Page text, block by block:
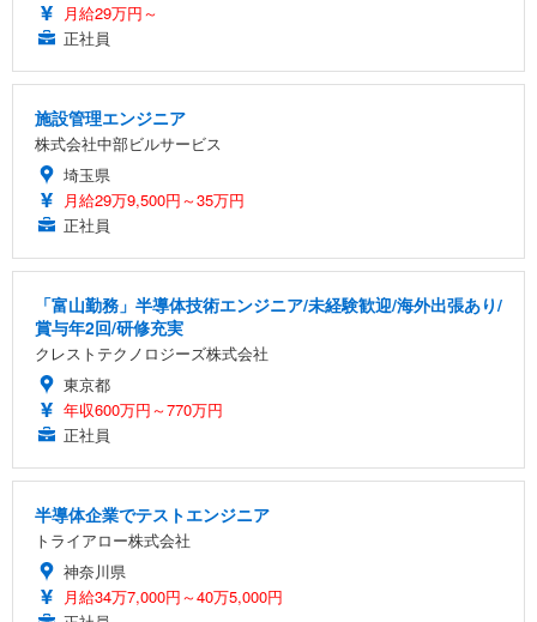
月給29万円～
正社員
施設管理エンジニア
株式会社中部ビルサービス
埼玉県
月給29万9,500円～35万円
正社員
「富山勤務」半導体技術エンジニア/未経験歓迎/海外出張あり/
賞与年2回/研修充実
クレストテクノロジーズ株式会社
東京都
年収600万円～770万円
正社員
半導体企業でテストエンジニア
トライアロー株式会社
神奈川県
月給34万7,000円～40万5,000円